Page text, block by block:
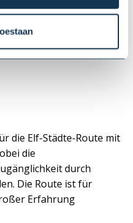
die Elf-Städte-Route mit
die
durch
Die Route ist für
Erfahrung